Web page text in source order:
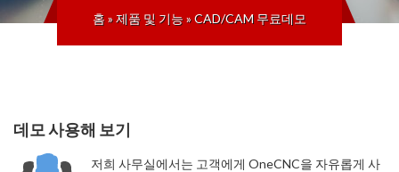
홈»제품 및 기능»CAD/CAM 무료데모
데모 사용해 보기
저희 사무실에서는 고객에게 OneCNC을 자유롭게 사